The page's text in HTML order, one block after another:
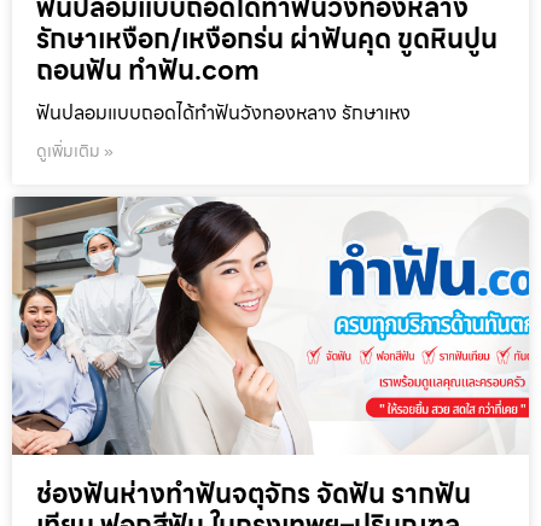
รักษาเหงือก/เหงือกร่น ผ่าฟันคุด ขูดหินปูน
ถอนฟัน ทำฟัน.com
ฟันปลอมแบบถอดได้ทำฟันวังทองหลาง รักษาเหง
ดูเพิ่มเติม »
ช่องฟันห่างทำฟันจตุจักร จัดฟัน รากฟัน